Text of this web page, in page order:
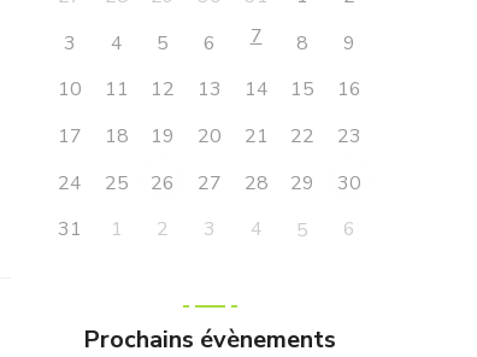
3
4 5 6 7 8
9
10
11 12 13 14 15
16
17
18 19 20 21 22
23
24
25 26 27 28 29
30
31
1 2 3 4 5 6
Prochains évènements